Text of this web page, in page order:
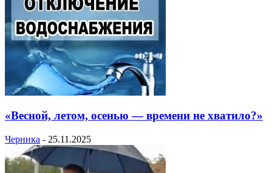
«Весной, летом, осенью — времени не хватило?»
Черника - 25.11.2025